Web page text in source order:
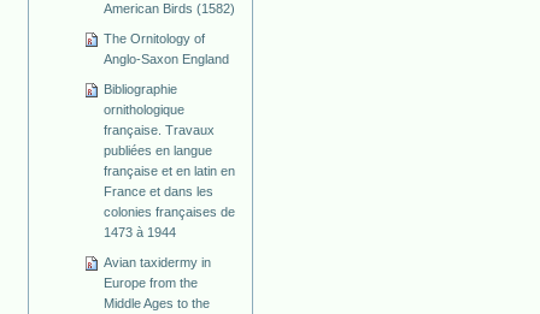
American Birds (1582)
The Ornitology of
Anglo-Saxon England
Bibliographie
ornithologique
française. Travaux
publiées en langue
française et en latin en
France et dans les
colonies françaises de
1473 à 1944
Avian taxidermy in
Europe from the
Middle Ages to the